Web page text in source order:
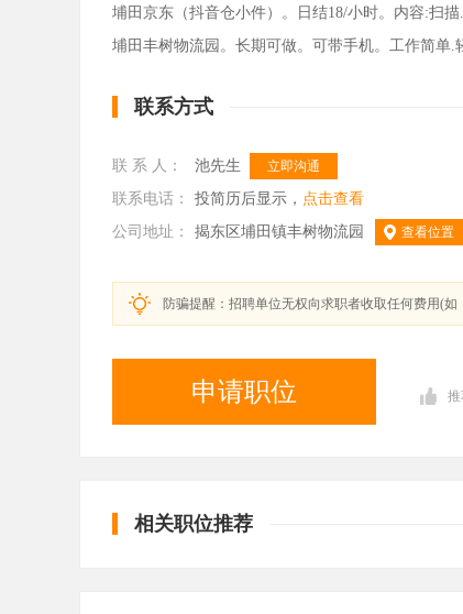
埔田京东（抖音仓小件）。日结18/小时。内容:扫
埔田丰树物流园。长期可做。可带手机。工作简单.
联系方式
联 系 人： 池先生 立即沟通
联系电话：
投简历后显示， 点击查看
公司地址：
揭东区埔田镇丰树物流园 查看位置
防骗提醒：招聘单位无权向求职者收取任何费用(
申请职位 推
相关职位推荐